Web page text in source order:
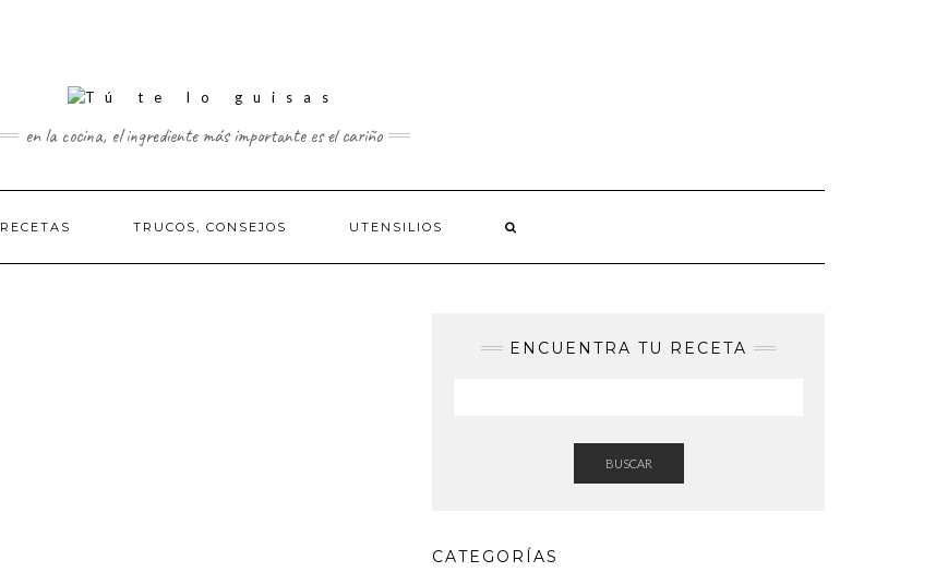
en la cocina, el ingrediente más importante es el cariño
RECETAS TRUCOS, CONSEJOS UTENSILIOS
ENCUENTRA TU RECETA
BUSCAR
CATEGORÍAS